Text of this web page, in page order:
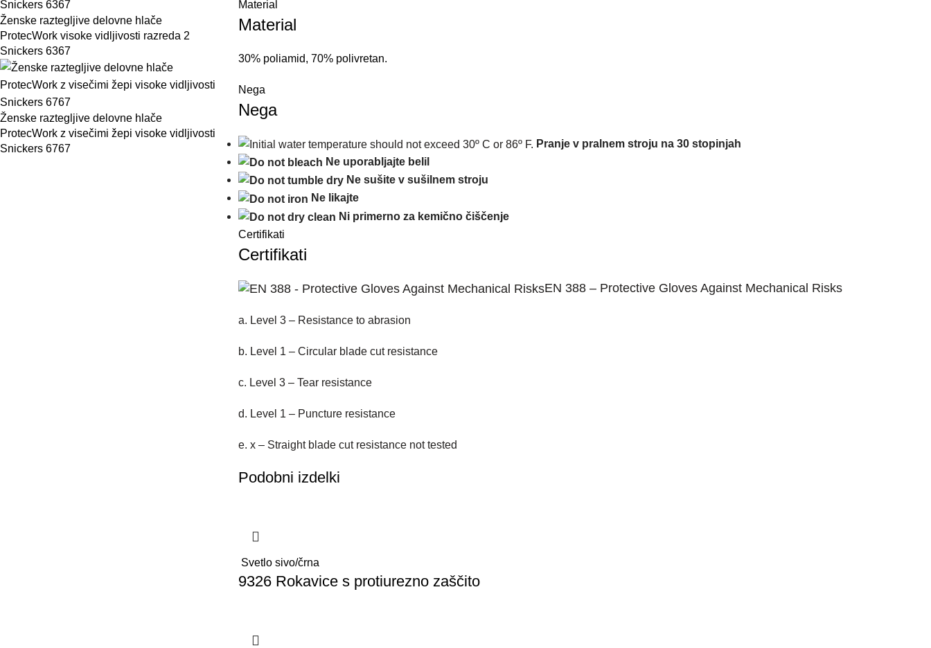
Ženske raztegljive delovne hlače
ProtecWork visoke vidljivosti razreda 2
Snickers 6367
Ženske raztegljive delovne hlače
ProtecWork z visečimi žepi visoke vidljivosti
Snickers 6767
Material
Material
30% poliamid, 70% polivretan.
Nega
Nega
Pranje v pralnem stroju na 30 stopinjah
Ne uporabljajte belil
Ne sušite v sušilnem stroju
Ne likajte
Ni primerno za kemično čiščenje
Certifikati
Certifikati
EN 388 – Protective Gloves Against Mechanical Risks
a. Level 3 – Resistance to abrasion
b. Level 1 – Circular blade cut resistance
c. Level 3 – Tear resistance
d. Level 1 – Puncture resistance
e. x – Straight blade cut resistance not tested
Podobni izdelki
Svetlo sivo/črna
9326 Rokavice s protiurezno zaščito